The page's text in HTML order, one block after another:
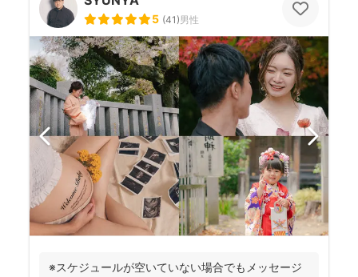
5 (41)男性
※スケジュールが空いていない場合でもメッセージ